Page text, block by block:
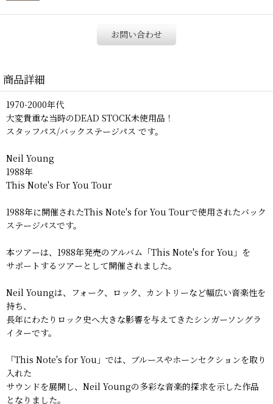
お問い合わせ
商品詳細
1970-2000年代
大変貴重な当時のDEAD STOCK未使用品！
スタッフパス/バックステージパス です。
Neil Young
1988年
This Note's For You Tour
1988年に開催されたThis Note's for You Tourで使用されたバック
ステージパスです。
本ツアーは、1988年発売のアルバム「This Note's for You」を
サポートするツアーとして開催されました。
Neil Youngは、フォーク、ロック、カントリーなど幅広い音楽性を
持ち、
長年にわたりロック史へ大きな影響を与えてきたシンガーソングラ
イターです。
「This Note's for You」では、ブルースやホーンセクションを取り
入れた
サウンドを展開し、Neil Youngの多彩な音楽的探求を示した作品
となりました。